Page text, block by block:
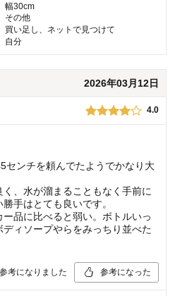
幅30cm
その他
買い足し、ネットで見つけて
自分
2026年03月12日
4.0
センチを頼んでたようでかなり大
、水が溜まることもなく手前に
手はとても良いです。
品に比べると弱い。ボトルいっ
ィソープやらをみっちり並べた
考になりました 参考になった